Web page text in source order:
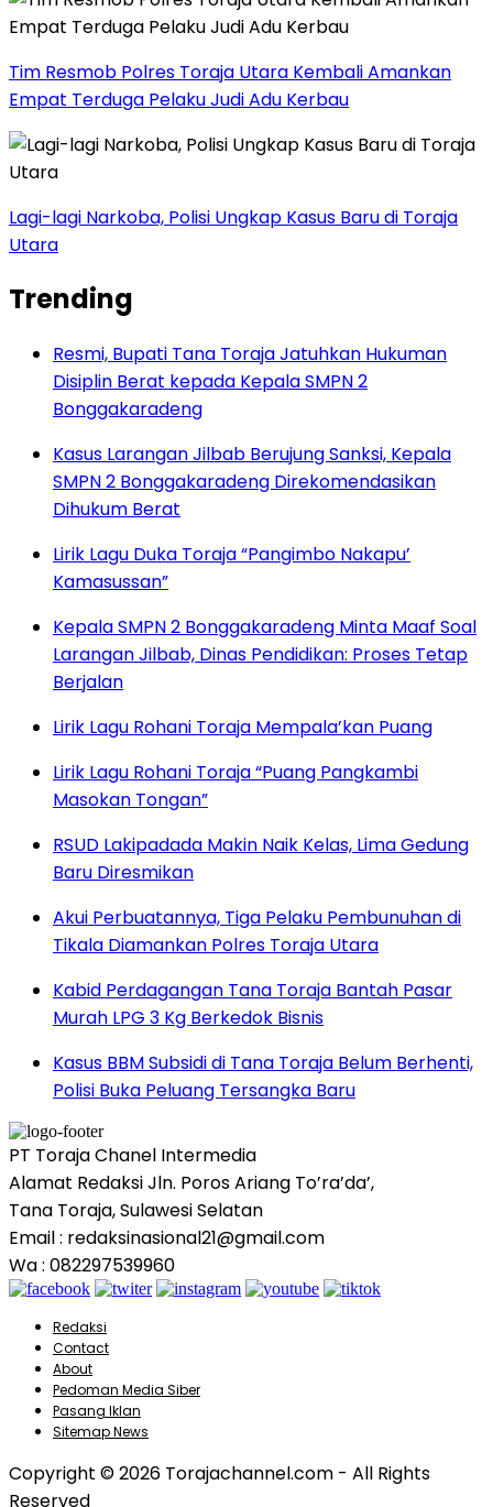
Tim Resmob Polres Toraja Utara Kembali Amankan
Empat Terduga Pelaku Judi Adu Kerbau
Lagi-lagi Narkoba, Polisi Ungkap Kasus Baru di Toraja
Utara
Trending
Resmi, Bupati Tana Toraja Jatuhkan Hukuman
Disiplin Berat kepada Kepala SMPN 2
Bonggakaradeng
Kasus Larangan Jilbab Berujung Sanksi, Kepala
SMPN 2 Bonggakaradeng Direkomendasikan
Dihukum Berat
Lirik Lagu Duka Toraja “Pangimbo Nakapu’
Kamasussan”
Kepala SMPN 2 Bonggakaradeng Minta Maaf Soal
Larangan Jilbab, Dinas Pendidikan: Proses Tetap
Berjalan
Lirik Lagu Rohani Toraja Mempala’kan Puang
Lirik Lagu Rohani Toraja “Puang Pangkambi
Masokan Tongan”
RSUD Lakipadada Makin Naik Kelas, Lima Gedung
Baru Diresmikan
Akui Perbuatannya, Tiga Pelaku Pembunuhan di
Tikala Diamankan Polres Toraja Utara
Kabid Perdagangan Tana Toraja Bantah Pasar
Murah LPG 3 Kg Berkedok Bisnis
Kasus BBM Subsidi di Tana Toraja Belum Berhenti,
Polisi Buka Peluang Tersangka Baru
PT Toraja Chanel Intermedia
Alamat Redaksi Jln. Poros Ariang To’ra’da’,
Tana Toraja, Sulawesi Selatan
Email : redaksinasional21@gmail.com
Wa : 082297539960
Redaksi
Contact
About
Pedoman Media Siber
Pasang Iklan
Sitemap News
Copyright © 2026 Torajachannel.com - All Rights
Reserved